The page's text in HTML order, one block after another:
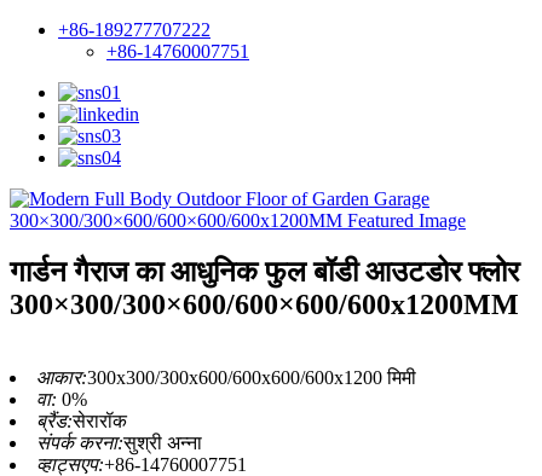
+86-189277707222
+86-14760007751
गार्डन गैराज का आधुनिक फुल बॉडी आउटडोर फ्लोर
300×300/300×600/600×600/600x1200MM
आकार:300x300/300x600/600x600/600x1200 मिमी
वा: 0%
ब्रैंड:सेरारॉक
संपर्क करना:सुश्री अन्ना
व्हाट्सएप:+86-14760007751